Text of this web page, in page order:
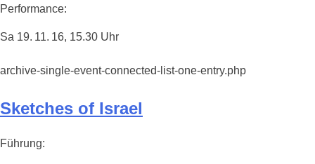
Performance:
Sa 19. 11. 16, 15.30 Uhr
archive-single-event-connected-list-one-entry.php
Sketches of Israel
Führung: